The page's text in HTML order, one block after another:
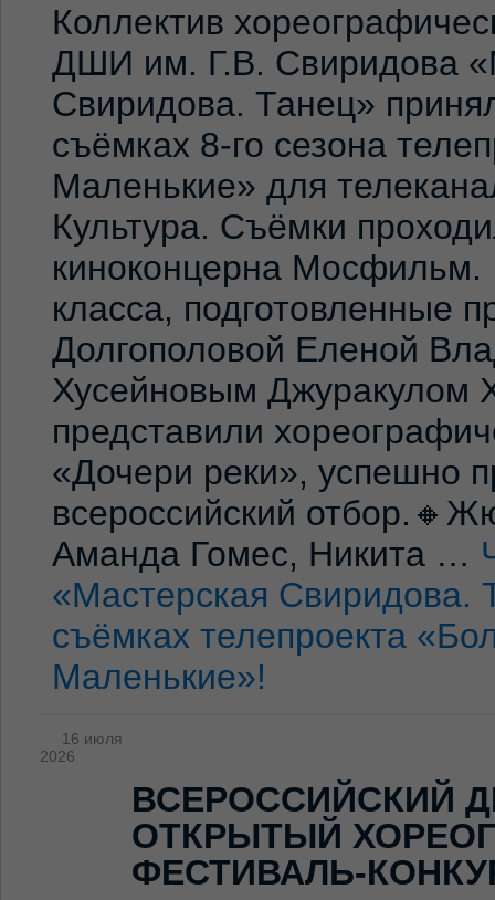
Коллектив
ДШИ им. Г.В. Свиридова
Свиридова. Танец»
съёмках 8-го сезона
Маленькие» для
Культура. Съёмки
киноконцерна Мосфильм.
класса, подготовленные
Долгополовой Еленой
Хусейновым Джуракулом
представили
«Дочери реки», успешно
всероссийский
Аманда Гомес, Никита …
«Мастерская Свиридова.
съёмках телепроекта
Маленькие»!
16 июля
2026
ВСЕРОССИЙСКИЙ
ОТКРЫТЫЙ
ФЕСТИВАЛЬ-